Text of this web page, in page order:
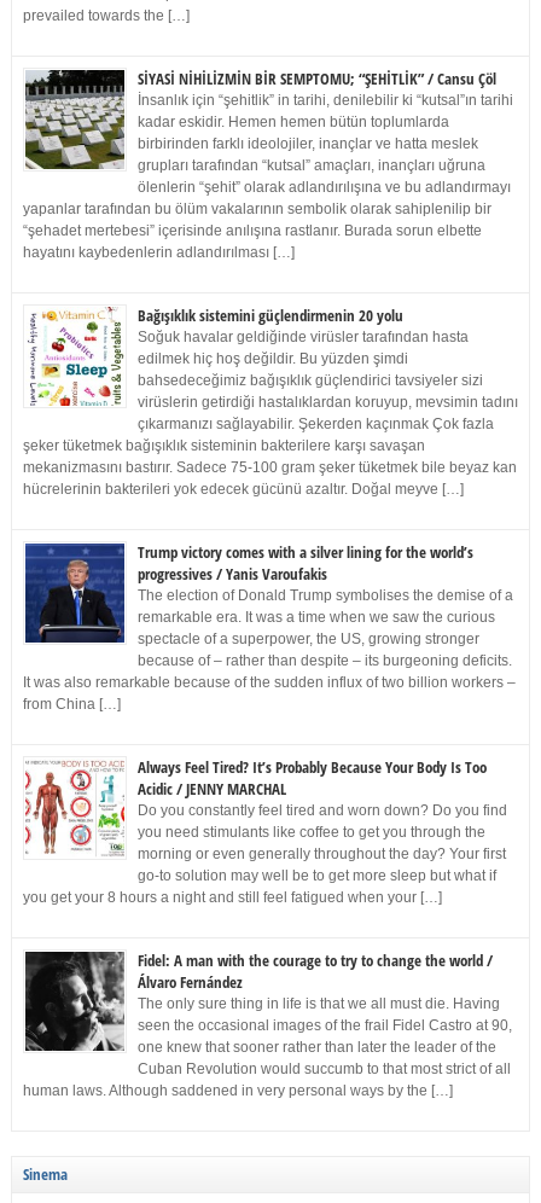
prevailed towards the […]
SİYASİ NİHİLİZMİN BİR SEMPTOMU; “ŞEHİTLİK” / Cansu Çöl
İnsanlık için “şehitlik” in tarihi, denilebilir ki “kutsal”ın tarihi
kadar eskidir. Hemen hemen bütün toplumlarda
birbirinden farklı ideolojiler, inançlar ve hatta meslek
grupları tarafından “kutsal” amaçları, inançları uğruna
ölenlerin “şehit” olarak adlandırılışına ve bu adlandırmayı
yapanlar tarafından bu ölüm vakalarının sembolik olarak sahiplenilip bir
“şehadet mertebesi” içerisinde anılışına rastlanır. Burada sorun elbette
hayatını kaybedenlerin adlandırılması […]
Bağışıklık sistemini güçlendirmenin 20 yolu
Soğuk havalar geldiğinde virüsler tarafından hasta
edilmek hiç hoş değildir. Bu yüzden şimdi
bahsedeceğimiz bağışıklık güçlendirici tavsiyeler sizi
virüslerin getirdiği hastalıklardan koruyup, mevsimin tadını
çıkarmanızı sağlayabilir. Şekerden kaçınmak Çok fazla
şeker tüketmek bağışıklık sisteminin bakterilere karşı savaşan
mekanizmasını bastırır. Sadece 75-100 gram şeker tüketmek bile beyaz kan
hücrelerinin bakterileri yok edecek gücünü azaltır. Doğal meyve […]
Trump victory comes with a silver lining for the world’s
progressives / Yanis Varoufakis
The election of Donald Trump symbolises the demise of a
remarkable era. It was a time when we saw the curious
spectacle of a superpower, the US, growing stronger
because of – rather than despite – its burgeoning deficits.
It was also remarkable because of the sudden influx of two billion workers –
from China […]
Always Feel Tired? It’s Probably Because Your Body Is Too
Acidic / JENNY MARCHAL
Do you constantly feel tired and worn down? Do you find
you need stimulants like coffee to get you through the
morning or even generally throughout the day? Your first
go-to solution may well be to get more sleep but what if
you get your 8 hours a night and still feel fatigued when your […]
Fidel: A man with the courage to try to change the world /
Álvaro Fernández
The only sure thing in life is that we all must die. Having
seen the occasional images of the frail Fidel Castro at 90,
one knew that sooner rather than later the leader of the
Cuban Revolution would succumb to that most strict of all
human laws. Although saddened in very personal ways by the […]
Sinema